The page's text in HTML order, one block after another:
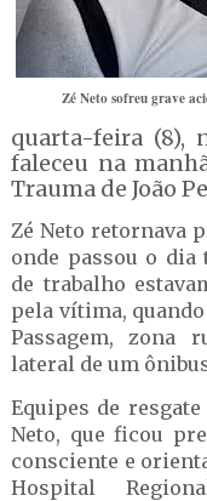
Zé Neto sofreu grave
quarta-feira (8),
faleceu na
Trauma de João
Zé Neto retornava
onde passou o dia
de trabalho
pela vítima,
Passagem, zona
lateral de um
Equipes de
Neto, que ficou
consciente e
Hospital